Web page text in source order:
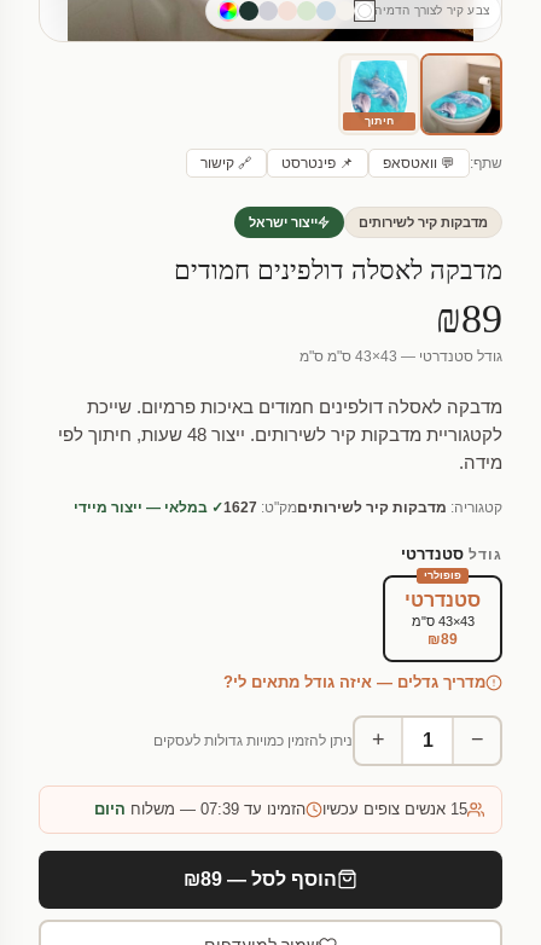
צבע קיר לצורך הדמיה
חיתוך
שתף: 💬 וואטסאפ 📌 פינטרסט 🔗 קישור
מדבקות קיר לשירותים ייצור ישראל
מדבקה לאסלה דולפינים חמודים
₪89
גודל סטנדרטי — 43×43 ס"מ ס"מ
מדבקה לאסלה דולפינים חמודים באיכות פרמיום. שייכת
לקטגוריית מדבקות קיר לשירותים. ייצור 48 שעות, חיתוך לפי
מידה.
קטגוריה: מדבקות קיר לשירותיםמק"ט: 1627✓ במלאי — ייצור מיידי
גודל סטנדרטי
פופולרי
סטנדרטי
43×43 ס"מ
₪89
מדריך גדלים — איזה גודל מתאים לי?
−
+ ניתן להזמין כמויות גדולות לעסקים
15 אנשים צופים עכשיו הזמינו עד 07:39 — משלוח היום
הוסף לסל — ₪89